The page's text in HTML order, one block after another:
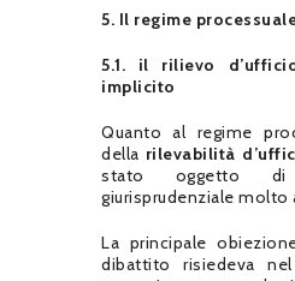
5. Il regime
5.1. il rilievo
implicito
Quanto al regime
della rilevabilità
stato oggetto
giurisprudenziale molto
La principale
dibattito risiedeva